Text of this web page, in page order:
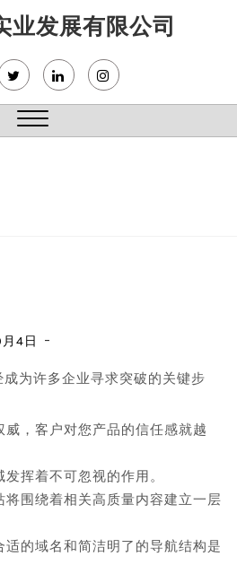
业发展有限公司
4日
成为许多企业寻求突破的关键步
，客户对您产品的信任感就越
挥着不可忽视的作用。
围绕着相关高质量内容建立一层
的域名和简洁明了的导航结构是